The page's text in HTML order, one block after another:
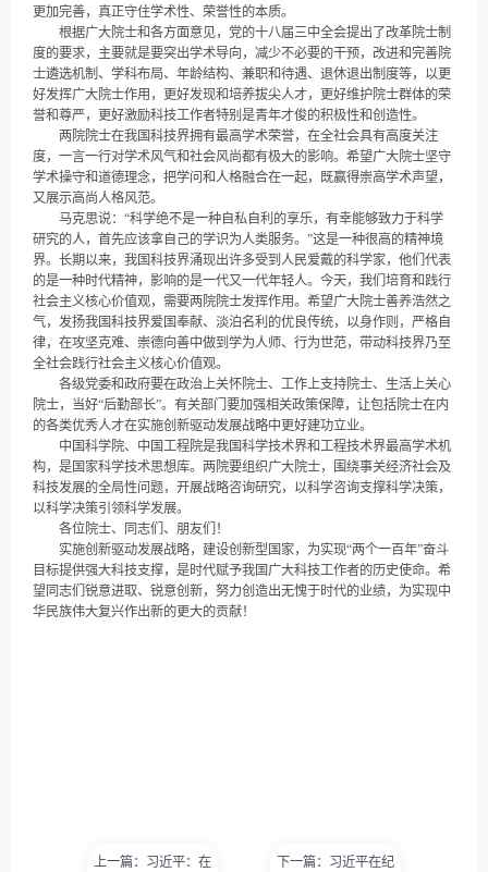
更加完善，真正守住学术性、荣誉性的本质。
根据广大院士和各方面意见，党的十八届三中全会提出了改革院士制
度的要求，主要就是要突出学术导向，减少不必要的干预，改进和完善院
士遴选机制、学科布局、年龄结构、兼职和待遇、退休退出制度等，以更
好发挥广大院士作用，更好发现和培养拔尖人才，更好维护院士群体的荣
誉和尊严，更好激励科技工作者特别是青年才俊的积极性和创造性。
两院院士在我国科技界拥有最高学术荣誉，在全社会具有高度关注
度，一言一行对学术风气和社会风尚都有极大的影响。希望广大院士坚守
学术操守和道德理念，把学问和人格融合在一起，既赢得崇高学术声望，
又展示高尚人格风范。
马克思说：“科学绝不是一种自私自利的享乐，有幸能够致力于科学
研究的人，首先应该拿自己的学识为人类服务。”这是一种很高的精神境
界。长期以来，我国科技界涌现出许多受到人民爱戴的科学家，他们代表
的是一种时代精神，影响的是一代又一代年轻人。今天，我们培育和践行
社会主义核心价值观，需要两院院士发挥作用。希望广大院士善养浩然之
气，发扬我国科技界爱国奉献、淡泊名利的优良传统，以身作则，严格自
律，在攻坚克难、崇德向善中做到学为人师、行为世范，带动科技界乃至
全社会践行社会主义核心价值观。
各级党委和政府要在政治上关怀院士、工作上支持院士、生活上关心
院士，当好“后勤部长”。有关部门要加强相关政策保障，让包括院士在内
的各类优秀人才在实施创新驱动发展战略中更好建功立业。
中国科学院、中国工程院是我国科学技术界和工程技术界最高学术机
构，是国家科学技术思想库。两院要组织广大院士，围绕事关经济社会及
科技发展的全局性问题，开展战略咨询研究，以科学咨询支撑科学决策，
以科学决策引领科学发展。
各位院士、同志们、朋友们！
实施创新驱动发展战略，建设创新型国家，为实现“两个一百年”奋斗
目标提供强大科技支撑，是时代赋予我国广大科技工作者的历史使命。希
望同志们锐意进取、锐意创新，努力创造出无愧于时代的业绩，为实现中
华民族伟大复兴作出新的更大的贡献！
上一篇：习近平：在 下一篇：习近平在纪